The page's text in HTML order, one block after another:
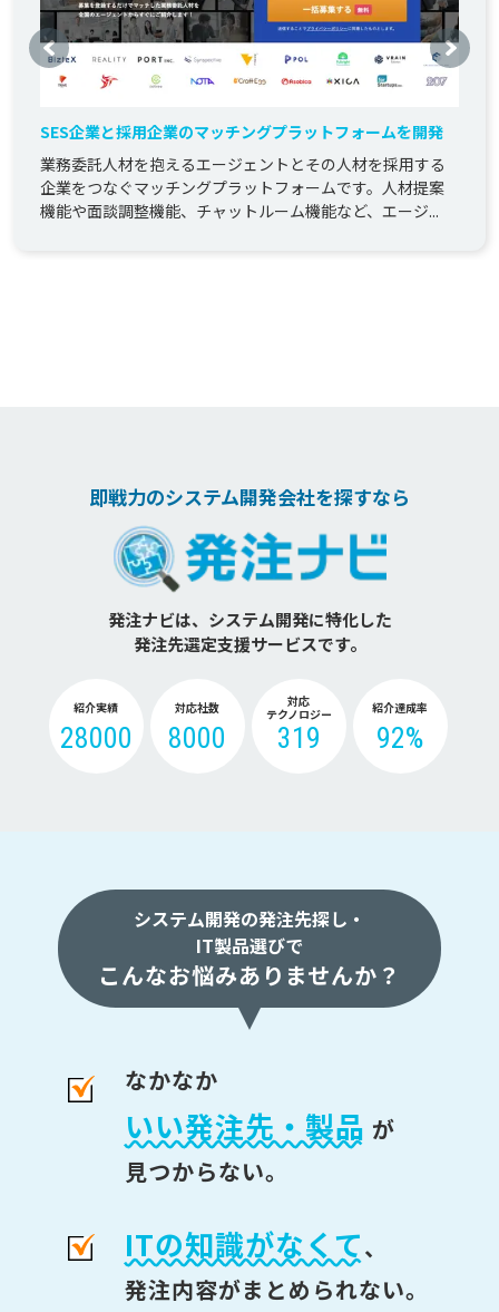
SES企業と採用企業のマッチングプラットフォームを開発
業務委託人材を抱えるエージェントとその人材を採用する
企業をつなぐマッチングプラットフォームです。人材提案
機能や面談調整機能、チャットルーム機能など、エージ...
即戦力のシステム開発会社を探すなら
発注ナビは、システム開発に特化した
発注先選定支援サービスです。
紹介実績
28000
対応社数
8000
対応
テクノロジー
319
紹介達成率
92%
システム開発の発注先探し・
IT製品選びで
こんなお悩みありませんか？
なかなか
いい発注先・製品 が
見つからない。
ITの知識がなくて、
発注内容がまとめられない。